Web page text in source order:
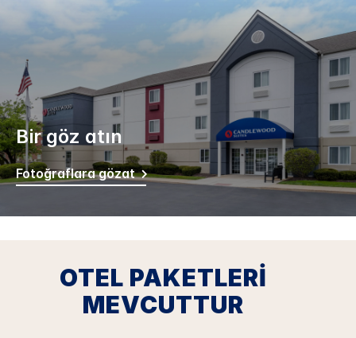
Bir göz atın
Fotoğraflara gözat
OTEL PAKETLERI
MEVCUTTUR